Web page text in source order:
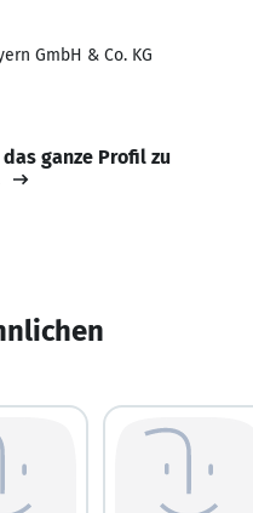
GmbH & Co. KG
ganze Profil zu